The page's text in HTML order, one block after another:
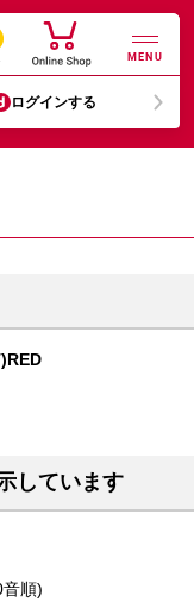
MENU
ログインする
しています
順)